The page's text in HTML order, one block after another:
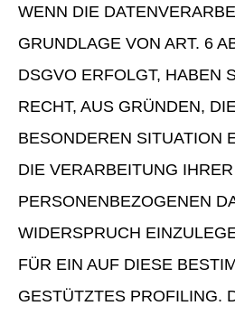
WENN DIE
GRUNDLAGE VON ART. 6
DSGVO ERFOLGT, HABEN
RECHT, AUS GRÜNDEN,
BESONDEREN SITUATION
DIE VERARBEITUNG IHRER
PERSONENBEZOGENEN
WIDERSPRUCH
FÜR EIN AUF DIESE
GESTÜTZTES PROFILING.